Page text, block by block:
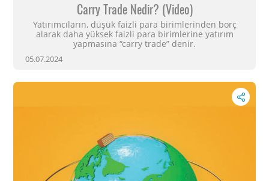
Carry Trade Nedir? (Video)
Yatırımcıların, düşük faizli para birimlerinden borç
alarak daha yüksek faizli para birimlerine yatırım
yapmasına “carry trade” denir.
05.07.2024